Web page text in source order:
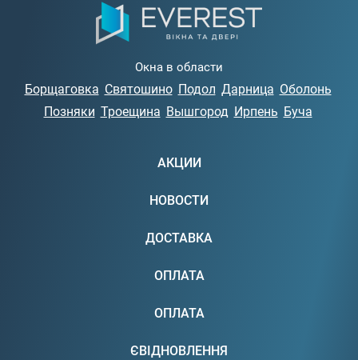
Окна в области
Борщаговка Святошино Подол Дарница Оболонь
Позняки Троещина Вышгород Ирпень Буча
АКЦИИ
НОВОСТИ
ДОСТАВКА
ОПЛАТА
ОПЛАТА
ЄВІДНОВЛЕННЯ